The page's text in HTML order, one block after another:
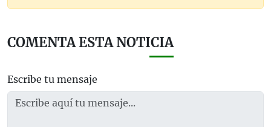
COMENTA ESTA NOTICIA
Escribe tu mensaje